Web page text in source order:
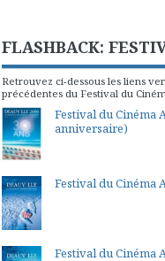
FLASHBACK:
Retrouvez ci-dessous les liens
précédentes du Festival du
Festival du Cinéma
anniversaire)
Festival du Cinéma
Festival du Cinéma